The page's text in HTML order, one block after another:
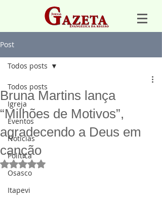
Post
Todos posts
Igreja
Eventos
Notícias
Política
Osasco
Itapevi
Todos posts
Bruna Martins lança
“Milhões de Motivos”,
agradecendo a Deus em
canção
Avaliado com NaN de 5 estrelas.